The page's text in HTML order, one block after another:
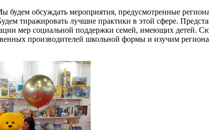
будем обсуждать мероприятия, предусмотренные
тиражировать лучшие практики в этой сфере.
мер социальной поддержки семей, имеющих детей.
производителей школьной формы и изучим